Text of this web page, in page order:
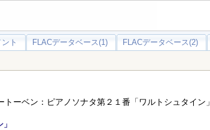
ト FLACデータベース(1) FLACデータベース(2)
トーベン：ピアノソナタ第２１番「ワルトシュタイン」